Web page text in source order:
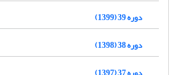
دوره 39 (1399)
دوره 38 (1398)